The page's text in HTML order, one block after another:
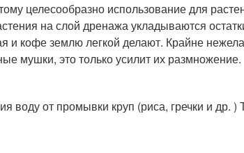
целесообразно использование для
на слой дренажа укладываются
и кофе землю легкой делают. Крайне
мушки, это только усилит их размножение.
воду от промывки круп (риса, гречки и др.